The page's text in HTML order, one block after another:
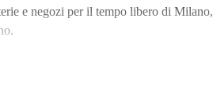
e negozi per il tempo libero di Milano,